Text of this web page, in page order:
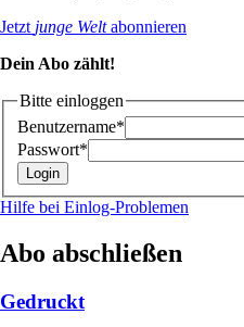
Jetzt junge Weltabonnieren
Dein Abo zählt!
Bitte einloggen
Benutzername*
Passwort*
Hilfe bei Einlog-Problemen
Abo abschließen
Gedruckt